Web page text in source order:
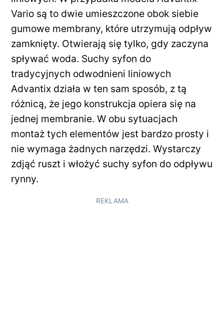
Vario są to dwie umieszczone obok siebie
gumowe membrany, które utrzymują odpływ
zamknięty. Otwierają się tylko, gdy zaczyna
spływać woda. Suchy syfon do
tradycyjnych odwodnieni liniowych
Advantix działa w ten sam sposób, z tą
różnicą, że jego konstrukcja opiera się na
jednej membranie. W obu sytuacjach
montaż tych elementów jest bardzo prosty i
nie wymaga żadnych narzędzi. Wystarczy
zdjąć ruszt i włożyć suchy syfon do odpływu
rynny.
REKLAMA